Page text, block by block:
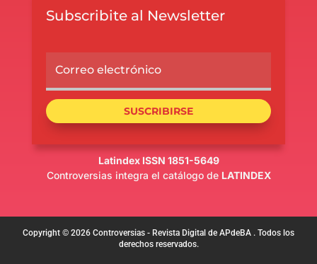
Subscribite al Newsletter
SUSCRIBIRSE
Latindex ISSN 1851-5649
Controversias integra el catálogo de LATINDEX
Copyright © 2026 Controversias - Revista Digital de APdeBA . Todos los
derechos reservados.